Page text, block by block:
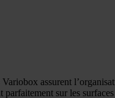
assurent
parfaitement sur les